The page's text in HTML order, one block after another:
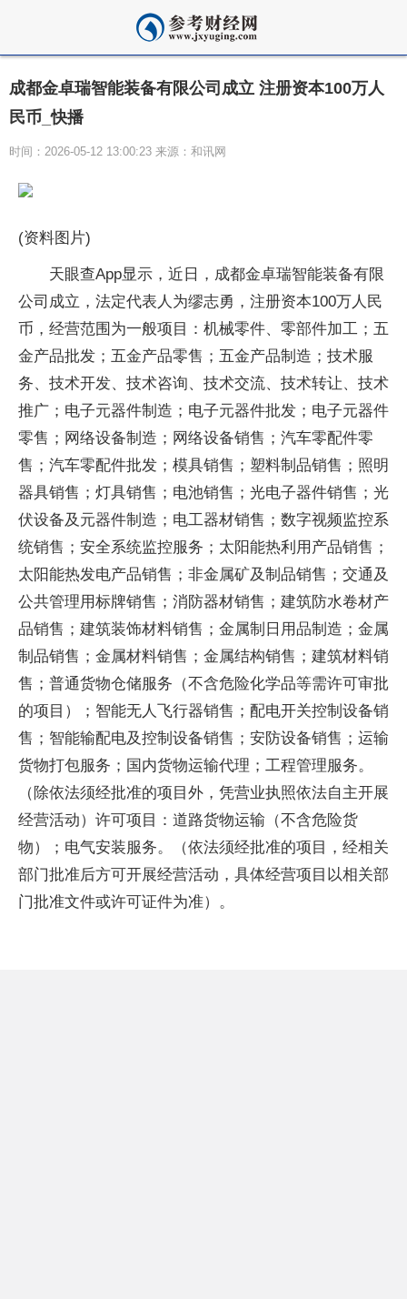
成都金卓瑞智能装备有限公司成立 注册资本100万人
民币_快播
时间：2026-05-12 13:00:23 来源：和讯网
(资料图片)
天眼查App显示，近日，成都金卓瑞智能装备有限
公司成立，法定代表人为缪志勇，注册资本100万人民
币，经营范围为一般项目：机械零件、零部件加工；五
金产品批发；五金产品零售；五金产品制造；技术服
务、技术开发、技术咨询、技术交流、技术转让、技术
推广；电子元器件制造；电子元器件批发；电子元器件
零售；网络设备制造；网络设备销售；汽车零配件零
售；汽车零配件批发；模具销售；塑料制品销售；照明
器具销售；灯具销售；电池销售；光电子器件销售；光
伏设备及元器件制造；电工器材销售；数字视频监控系
统销售；安全系统监控服务；太阳能热利用产品销售；
太阳能热发电产品销售；非金属矿及制品销售；交通及
公共管理用标牌销售；消防器材销售；建筑防水卷材产
品销售；建筑装饰材料销售；金属制日用品制造；金属
制品销售；金属材料销售；金属结构销售；建筑材料销
售；普通货物仓储服务（不含危险化学品等需许可审批
的项目）；智能无人飞行器销售；配电开关控制设备销
售；智能输配电及控制设备销售；安防设备销售；运输
货物打包服务；国内货物运输代理；工程管理服务。
（除依法须经批准的项目外，凭营业执照依法自主开展
经营活动）许可项目：道路货物运输（不含危险货
物）；电气安装服务。（依法须经批准的项目，经相关
部门批准后方可开展经营活动，具体经营项目以相关部
门批准文件或许可证件为准）。